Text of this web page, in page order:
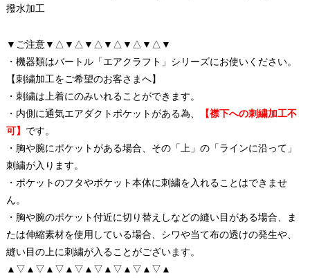
撥水加工
▼ご注意▼△▼△▼△▼△▼△▼△▼
・機器類はバートル「エアクラフト」シリーズにお使いください。
【刺繍加工をご希望のお客さまへ】
・刺繍は上着にのみいれることができます。
・内側に通気エアダクトポケットがある為、
【襟下への刺繍加工不
可】 です。
・胸や腕にポケットがある場合、その「上」の「ラインに沿って」
刺繍が入ります。
・ポケットのフタやポケット本体に刺繍を入れることはできませ
ん。
・胸や腕のポケット付近に切り替えしなどの縫い目がある場合、ま
たは伸縮素材を使用している場合、シワや当て布の透けの発生や、
縫い目の上に刺繍が入ることがございます。
▲▽▲▽▲▽▲▽▲▽▲▽▲▽▲▽▲